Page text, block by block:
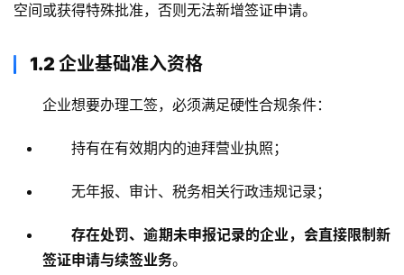
空间或获得特殊批准，否则无法新增签证申请。
1.2 企业基础准入资格
企业想要办理工签，必须满足硬性合规条件：
持有在有效期内的迪拜营业执照；
无年报、审计、税务相关行政违规记录；
存在处罚、逾期未申报记录的企业，会直接限制新
签证申请与续签业务。